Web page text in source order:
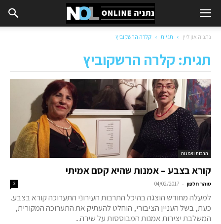
נתניה און ליין תגיות קלרה הרשקוביץ
תגית: קלרה הרשקוביץ
תרבות ואמנות
קורא בצבע – אמנות שהיא קסם אמיתי
טוהר חלפון -
04/02/2017
2
למעלה מחודש הוצגה בהיכל התרבות העירוני התערוכה קורא בצבע.
כעת, בשל העניין הציבורי, הוחלט להעתיק את התערוכה המקורית,
המשלבת יצירות אמנות המבוססות על שירה...